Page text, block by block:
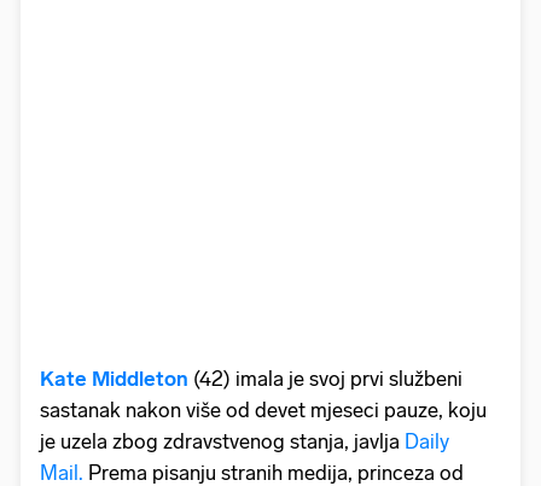
Kate Middleton (42) imala je svoj prvi službeni
sastanak nakon više od devet mjeseci pauze, koju
je uzela zbog zdravstvenog stanja, javlja Daily
Mail. Prema pisanju stranih medija, princeza od